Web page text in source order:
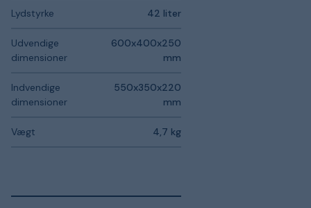
Lydstyrke 42 liter
Udvendige
dimensioner
600x400x250
mm
Indvendige
dimensioner
550x350x220
mm
Vægt 4,7 kg